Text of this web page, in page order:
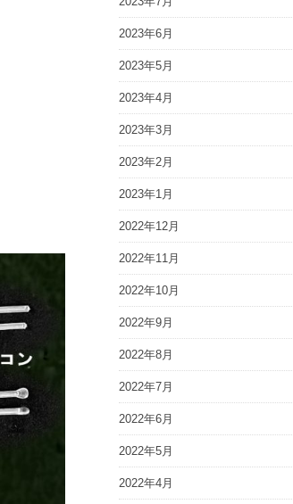
2023年6月
2023年5月
2023年4月
2023年3月
2023年2月
2023年1月
2022年12月
2022年11月
2022年10月
2022年9月
2022年8月
2022年7月
2022年6月
2022年5月
2022年4月